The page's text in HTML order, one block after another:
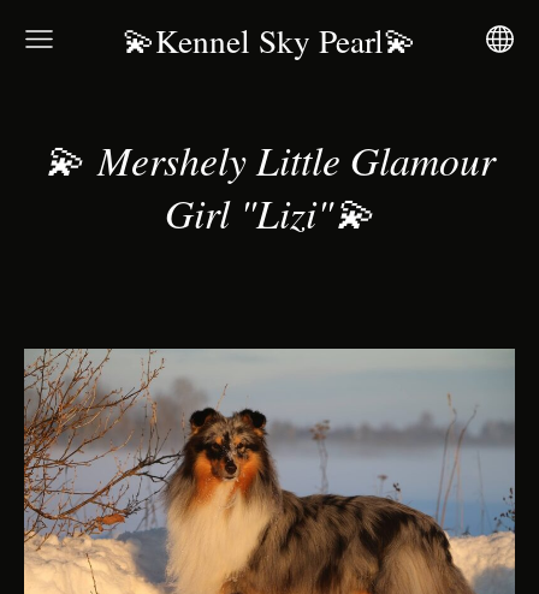
💫Kennel Sky Pearl💫
💫 Mershely Little Glamour
Girl "Lizi"💫